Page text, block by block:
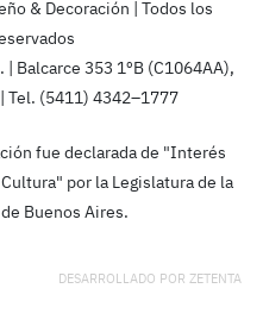
& Decoración | Todos los
| Balcarce 353 1ºB (C1064AA),
Tel. (5411) 4342–1777
fue declarada de "Interés
por la Legislatura de la
Buenos Aires.
DESARROLLADO POR ZETENTA